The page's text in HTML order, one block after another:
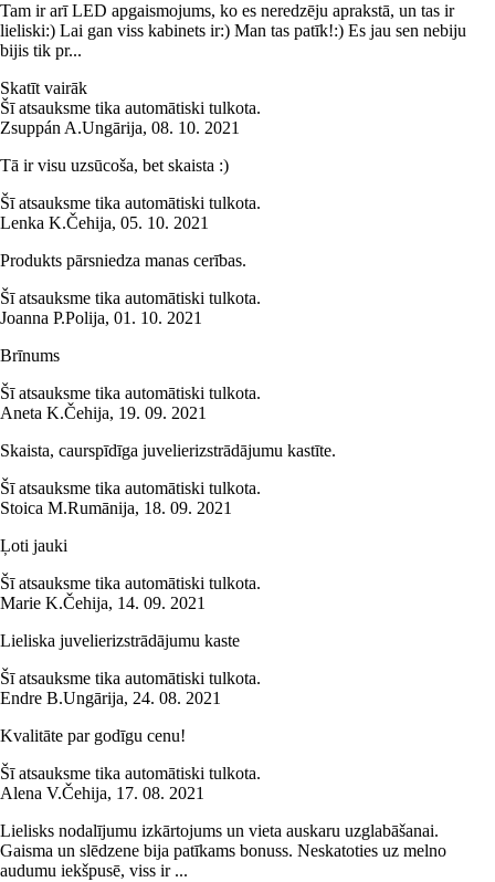
Tam ir arī LED apgaismojums, ko es neredzēju aprakstā, un tas ir
lieliski:) Lai gan viss kabinets ir:) Man tas patīk!:) Es jau sen nebiju
bijis tik pr...
Skatīt vairāk
Šī atsauksme tika automātiski tulkota.
Zsuppán A.Ungārija, 08. 10. 2021
Tā ir visu uzsūcoša, bet skaista :)
Šī atsauksme tika automātiski tulkota.
Lenka K.Čehija, 05. 10. 2021
Produkts pārsniedza manas cerības.
Šī atsauksme tika automātiski tulkota.
Joanna P.Polija, 01. 10. 2021
Brīnums
Šī atsauksme tika automātiski tulkota.
Aneta K.Čehija, 19. 09. 2021
Skaista, caurspīdīga juvelierizstrādājumu kastīte.
Šī atsauksme tika automātiski tulkota.
Stoica M.Rumānija, 18. 09. 2021
Ļoti jauki
Šī atsauksme tika automātiski tulkota.
Marie K.Čehija, 14. 09. 2021
Lieliska juvelierizstrādājumu kaste
Šī atsauksme tika automātiski tulkota.
Endre B.Ungārija, 24. 08. 2021
Kvalitāte par godīgu cenu!
Šī atsauksme tika automātiski tulkota.
Alena V.Čehija, 17. 08. 2021
Lielisks nodalījumu izkārtojums un vieta auskaru uzglabāšanai.
Gaisma un slēdzene bija patīkams bonuss. Neskatoties uz melno
audumu iekšpusē, viss ir ...